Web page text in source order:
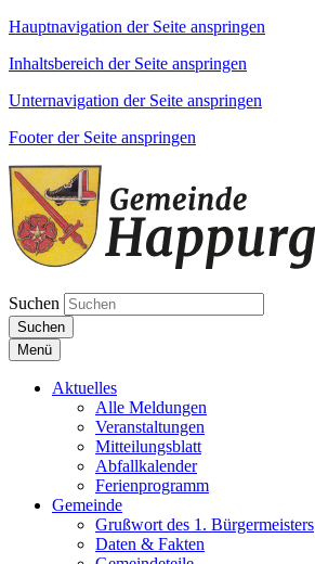
Hauptnavigation der Seite anspringen
Inhaltsbereich der Seite anspringen
Unternavigation der Seite anspringen
Footer der Seite anspringen
Suchen
Suchen
Menü
Aktuelles
Alle Meldungen
Veranstaltungen
Mitteilungsblatt
Abfallkalender
Ferienprogramm
Gemeinde
Grußwort des 1. Bürgermeisters
Daten & Fakten